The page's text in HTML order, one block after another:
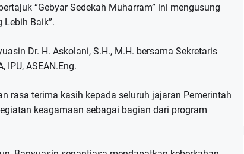
“Gebyar Sedekah Muharram” ini mengusung
Baik”.
Dr. H. Askolani, S.H., M.H. bersama Sekretaris
IPU, ASEAN.Eng.
rasa terima kasih kepada seluruh jajaran Pemerintah
keagamaan sebagai bagian dari program